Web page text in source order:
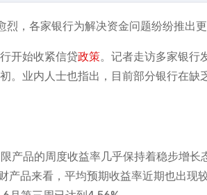
烈，各家银行为解决资金问题纷纷推出
开始收紧信贷政策。记者走访多家银行
。业内人士也指出，目前部分银行在缺
产品的周度收益率几乎保持着稳步增长
产品来看，平均预期收益率近期也出现